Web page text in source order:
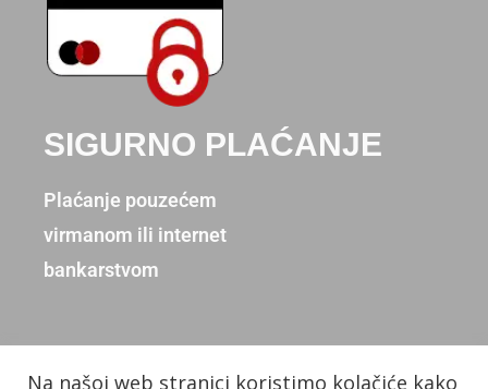
SIGURNO PLAĆANJE
Plaćanje pouzećem
virmanom ili internet
bankarstvom
Na našoj web stranici koristimo kolačiće kako